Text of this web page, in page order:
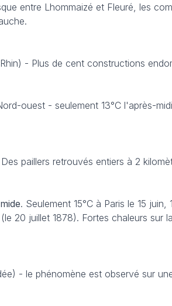
entre Lhommaizé et Fleuré, les
- Plus de cent constructions
ouest - seulement 13°C l'après-
paillers retrouvés entiers à 2
. Seulement 15°C à Paris le 15 juin,
20 juillet 1878). Fortes chaleurs sur
- le phénomène est observé sur